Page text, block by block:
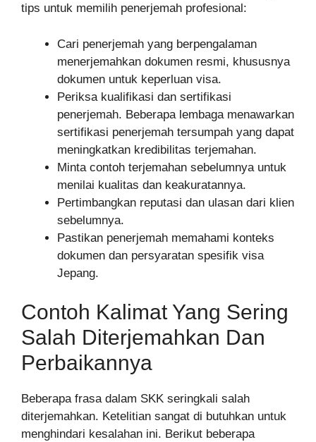
tips untuk memilih penerjemah profesional:
Cari penerjemah yang berpengalaman
menerjemahkan dokumen resmi, khususnya
dokumen untuk keperluan visa.
Periksa kualifikasi dan sertifikasi
penerjemah. Beberapa lembaga menawarkan
sertifikasi penerjemah tersumpah yang dapat
meningkatkan kredibilitas terjemahan.
Minta contoh terjemahan sebelumnya untuk
menilai kualitas dan keakuratannya.
Pertimbangkan reputasi dan ulasan dari klien
sebelumnya.
Pastikan penerjemah memahami konteks
dokumen dan persyaratan spesifik visa
Jepang.
Contoh Kalimat Yang Sering
Salah Diterjemahkan Dan
Perbaikannya
Beberapa frasa dalam SKK seringkali salah
diterjemahkan. Ketelitian sangat di butuhkan untuk
menghindari kesalahan ini. Berikut beberapa